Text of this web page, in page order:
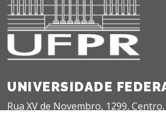
UNIVERSIDADE
Rua XV de Novembro, 1299,